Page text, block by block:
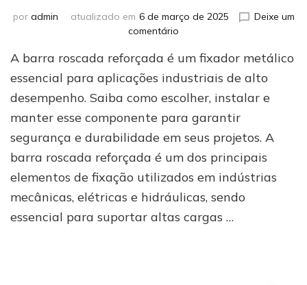
por admin atualizado em 6 de março de 2025
Deixe um
comentário
roscada
reforçada:
solução
definitiva
cargas
pesadas!
A barra roscada reforçada é um fixador metálico
essencial para aplicações industriais de alto
desempenho. Saiba como escolher, instalar e
manter esse componente para garantir
segurança e durabilidade em seus projetos. A
barra roscada reforçada é um dos principais
elementos de fixação utilizados em indústrias
mecânicas, elétricas e hidráulicas, sendo
essencial para suportar altas cargas …